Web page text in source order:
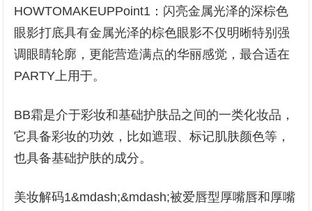
HOWTOMAKEUPPoint1：闪亮金属光泽的深棕色
眼影打底具有金属光泽的棕色眼影不仅明晰特别强
调眼睛轮廓，更能营造满点的华丽感觉，最合适在
PARTY上用于。
BB霜是介于彩妆和基础护肤品之间的一类化妆品，
它具备彩妆的功效，比如遮瑕、标记肌肤颜色等，
也具备基础护肤的成分。
美妆解码1&mdash;&mdash;被爱唇型厚嘴唇和厚嘴